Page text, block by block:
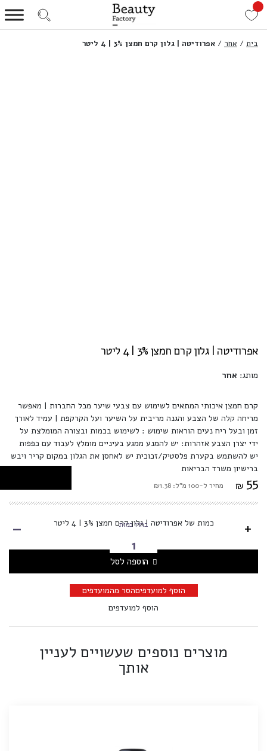
בית / אחר / אפרודיטה | גלון קרם חמצן 3% | 4 ליטר
אפרודיטה | גלון קרם חמצן 3% | 4 ליטר
מותג: אחר
קרם חמצן איכותי המתאים לשימוש עם צבעי שיער מכל החברות | מאפשר
מריחה קלה של הצבע והגנה מריבית על השיער ועל הקרקפת | עמיד לאורך
זמן ובעל ריח נעים הוראות שימוש : לשימוש בכמות ובצורה המומלצת על
ידי יצרן הצבע אזהרות: יש להמנע ממגע בעיניים מומלץ לעבוד עם כפפות
יש להשתמש בקערת פלסטיק/זכוכית יש לאחסן את הגלון במקום קריר ויבש
ברישיון משרד הבריאות
₪ 55 מחיר ל-100 מ"ל: ₪1.38
+ כמות של אפרודיטה | גלון קרם חמצן 3% | 4 ליטר
בחרו כמות -
הוספה לסל
הוסף למועדפיםהסר מהמועדפים
הוסף למועדפים
מוצרים נוספים שעשויים לעניין
אותך